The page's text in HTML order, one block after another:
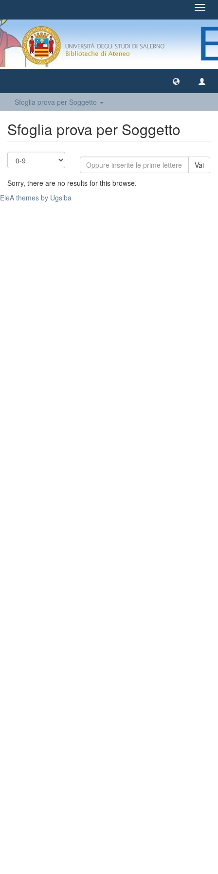
Sfoglia prova per Soggetto
Sfoglia prova per Soggetto
Vai
Sorry, there are no results for this browse.
EleA themes by Ugsiba